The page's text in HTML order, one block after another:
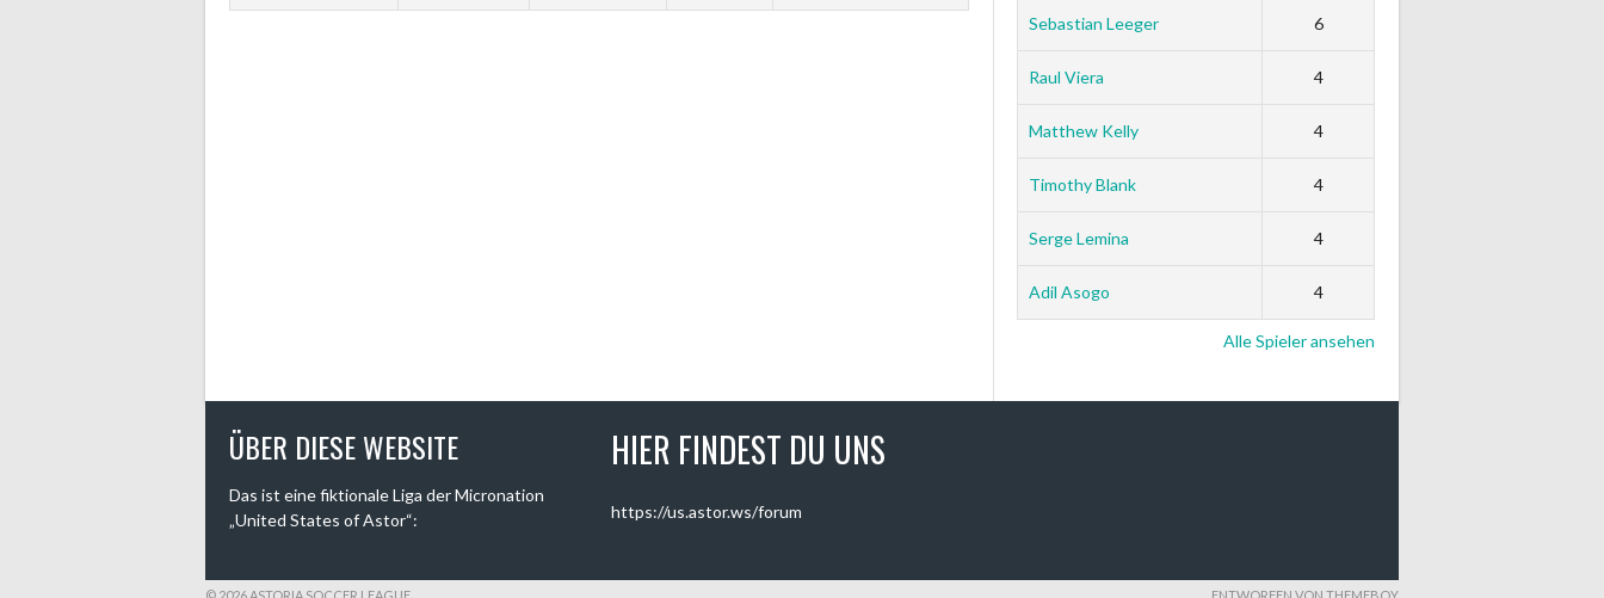
Sebastian Leeger 6
Raul Viera 4
Matthew Kelly 4
Timothy Blank 4
Serge Lemina 4
Adil Asogo 4
Alle Spieler ansehen
ÜBER DIESE WEBSITE
Das ist eine fiktionale Liga der Micronation
„United States of Astor“:
HIER FINDEST DU UNS
https://us.astor.ws/forum